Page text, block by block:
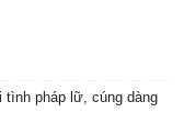
tình pháp lữ, cúng dàng